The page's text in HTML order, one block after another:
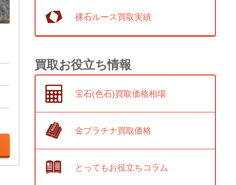
裸石ルース買取実績
買取お役立ち情報
宝石(色石)買取価格相場
金プラチナ買取価格
とってもお役立ちコラム